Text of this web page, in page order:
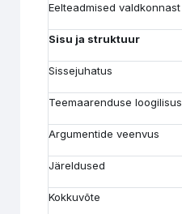
Eelteadmised valdkonnast
Sisu ja struktuur
Sissejuhatus
Teemaarenduse loogilisus
Argumentide veenvus
Järeldused
Kokkuvõte